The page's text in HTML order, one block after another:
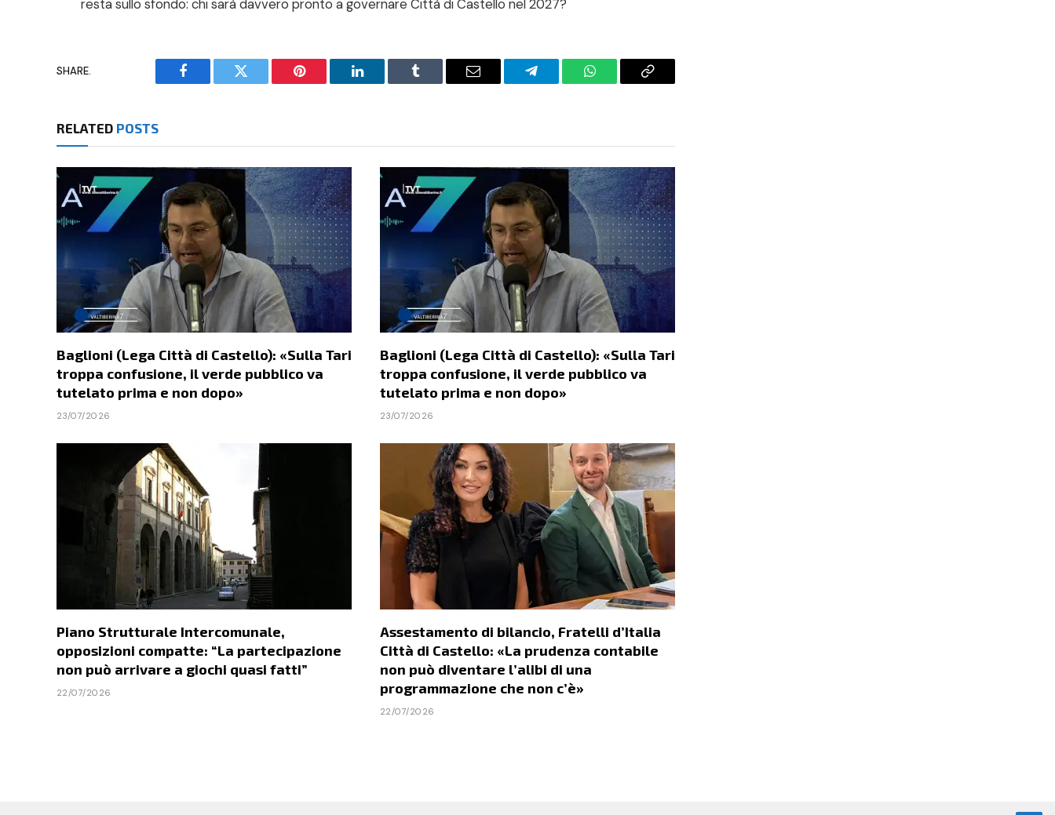
resta sullo sfondo: chi sarà davvero pronto a governare Città di Castello nel 2027?
SHARE.
Facebook Twitter Pinterest LinkedIn Tumblr Email Telegram WhatsAppCopy
RELATED POSTS
Baglioni (Lega Città di Castello): «Sulla Tari
troppa confusione, il verde pubblico va
tutelato prima e non dopo»
23/07/2026
Baglioni (Lega Città di Castello): «Sulla Tari
troppa confusione, il verde pubblico va
tutelato prima e non dopo»
23/07/2026
Piano Strutturale Intercomunale,
opposizioni compatte: “La partecipazione
non può arrivare a giochi quasi fatti”
22/07/2026
Assestamento di bilancio, Fratelli d’Italia
Città di Castello: «La prudenza contabile
non può diventare l’alibi di una
programmazione che non c’è»
22/07/2026